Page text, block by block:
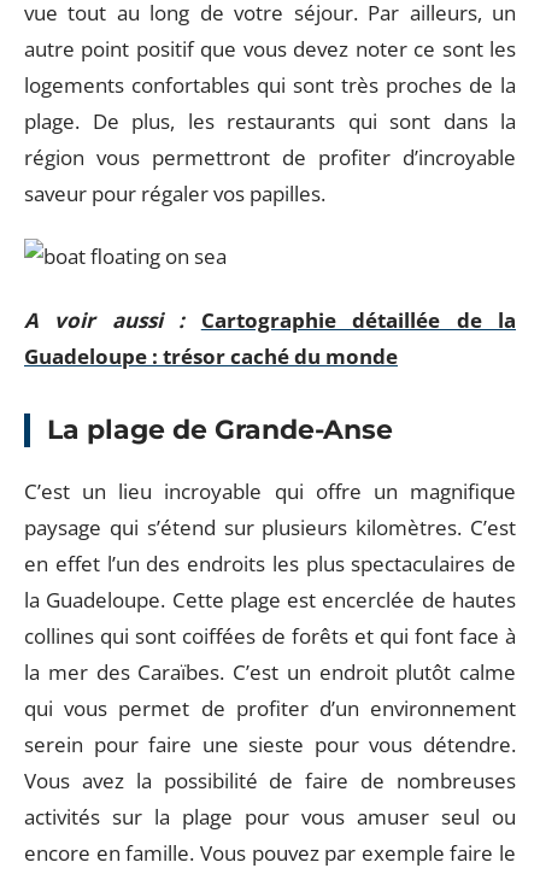
vue tout au long de votre séjour. Par ailleurs, un
autre point positif que vous devez noter ce sont les
logements confortables qui sont très proches de la
plage. De plus, les restaurants qui sont dans la
région vous permettront de profiter d’incroyable
saveur pour régaler vos papilles.
A voir aussi :
Cartographie détaillée de la
Guadeloupe : trésor caché du monde
La plage de Grande-Anse
C’est un lieu incroyable qui offre un magnifique
paysage qui s’étend sur plusieurs kilomètres. C’est
en effet l’un des endroits les plus spectaculaires de
la Guadeloupe. Cette plage est encerclée de hautes
collines qui sont coiffées de forêts et qui font face à
la mer des Caraïbes. C’est un endroit plutôt calme
qui vous permet de profiter d’un environnement
serein pour faire une sieste pour vous détendre.
Vous avez la possibilité de faire de nombreuses
activités sur la plage pour vous amuser seul ou
encore en famille. Vous pouvez par exemple faire le